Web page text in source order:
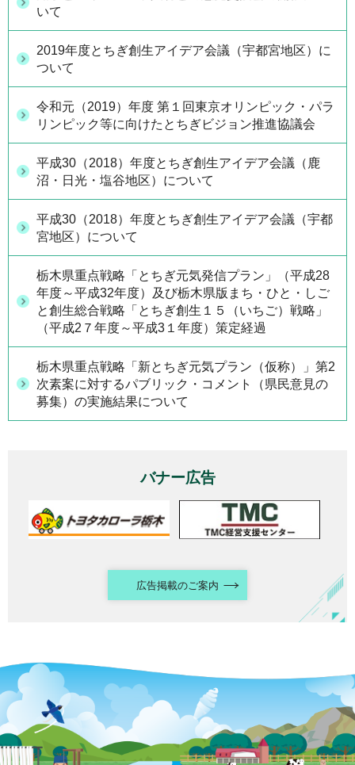
いて
2019年度とちぎ創生アイデア会議（宇都宮地区）に
ついて
令和元（2019）年度 第１回東京オリンピック・パラ
リンピック等に向けたとちぎビジョン推進協議会
平成30（2018）年度とちぎ創生アイデア会議（鹿
沼・日光・塩谷地区）について
平成30（2018）年度とちぎ創生アイデア会議（宇都
宮地区）について
栃木県重点戦略「とちぎ元気発信プラン」（平成28
年度～平成32年度）及び栃木県版まち・ひと・しご
と創生総合戦略「とちぎ創生１５（いちご）戦略」
（平成2７年度～平成3１年度）策定経過
栃木県重点戦略「新とちぎ元気プラン（仮称）」第2
次素案に対するパブリック・コメント（県民意見の
募集）の実施結果について
バナー広告
広告掲載のご案内